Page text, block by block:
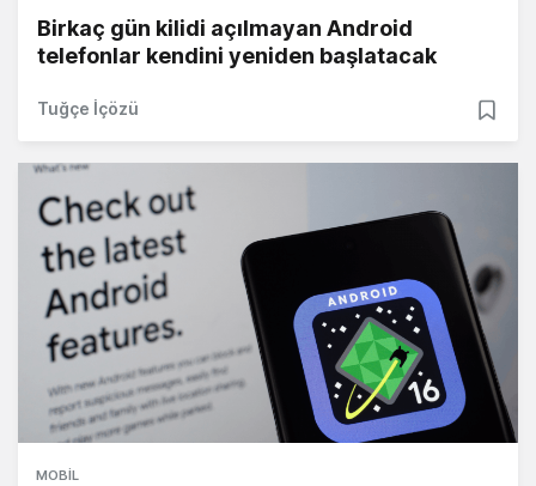
Birkaç gün kilidi açılmayan Android
telefonlar kendini yeniden başlatacak
Tuğçe İçözü
MOBIL